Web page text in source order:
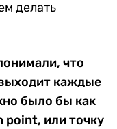
делать
что
каждые
было бы как
point, или точку